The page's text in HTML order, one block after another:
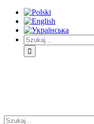
Skip
Treść
główna
Skip
Menu
główne
Skip
Menu
dodatkowe
Szukaj
Szukaj